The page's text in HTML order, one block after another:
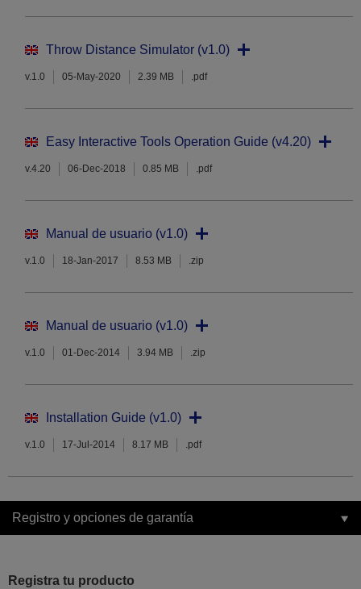
Throw Distance Simulator (v1.0)
v.1.0 05-May-2020 2.39 MB .pdf
Easy Interactive Tools Operation Guide (v4.20)
v.4.20 06-Dec-2018 0.85 MB .pdf
Manual de usuario (v1.0)
v.1.0 18-Jan-2017 8.53 MB .zip
Manual de usuario (v1.0)
v.1.0 01-Dec-2014 3.94 MB .zip
Installation Guide (v1.0)
v.1.0 17-Jul-2014 8.17 MB .pdf
Registro y opciones de garantía
Registra tu producto